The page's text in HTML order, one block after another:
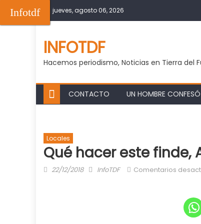
to
jueves, agosto 06, 2026
INFOTDF
Hacemos periodismo, Noticias en Tierra del
CONTACTO UN HOMBRE
Locales
Qué hacer este finde,
Posted
22/12/2018 Author
InfoTDF Comentarios
Infotdf